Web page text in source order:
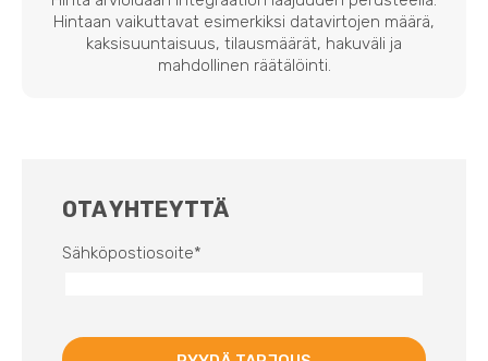
Hintaan vaikuttavat esimerkiksi datavirtojen määrä,
kaksisuuntaisuus, tilausmäärät, hakuväli ja
mahdollinen räätälöinti.
OTA YHTEYTTÄ
Sähköpostiosoite*